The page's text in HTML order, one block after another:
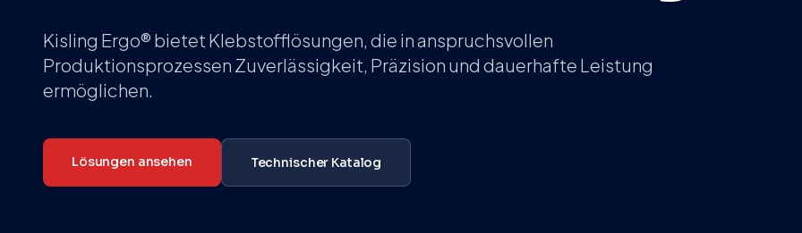
Kisling Ergo® bietet Klebstofflösungen, die in anspruchsvollen
Produktionsprozessen Zuverlässigkeit, Präzision und dauerhafte Leistung
ermöglichen.
Lösungen ansehen Technischer Katalog